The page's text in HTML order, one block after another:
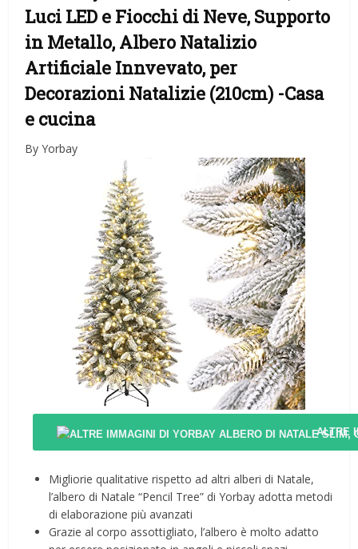
Luci LED e Fiocchi di Neve, Supporto
in Metallo, Albero Natalizio
Artificiale Innvevato, per
Decorazioni Natalizie (210cm) -Casa
e cucina
By Yorbay
ALTRE
Migliorie qualitative rispetto ad altri alberi di Natale,
l’albero di Natale “Pencil Tree” di Yorbay adotta metodi
di elaborazione più avanzati
Grazie al corpo assottigliato, l’albero è molto adatto